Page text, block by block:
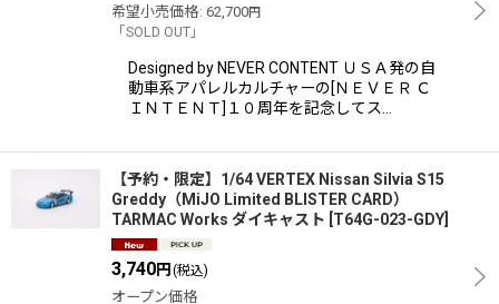
希望小売価格: 62,700円
「SOLD OUT」
Designed by NEVER CONTENT ＵＳＡ発の自
動車系アパレルカルチャーの[ＮＥＶＥＲ Ｃ
ＩＮＴＥＮＴ]１０周年を記念してス…
【予約・限定】1/64 VERTEX Nissan Silvia S15
Greddy（MiJO Limited BLISTER CARD）
TARMAC Works ダイキャスト T64G-023-GDY
3,740円 (税込)
オープン価格